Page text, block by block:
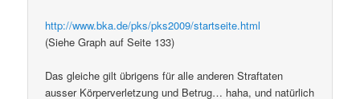
http://www.bka.de/pks/pks2009/startseite.html
(Siehe Graph auf Seite 133)
Das gleiche gilt übrigens für alle anderen Straftaten
ausser Körperverletzung und Betrug… haha, und natürlich